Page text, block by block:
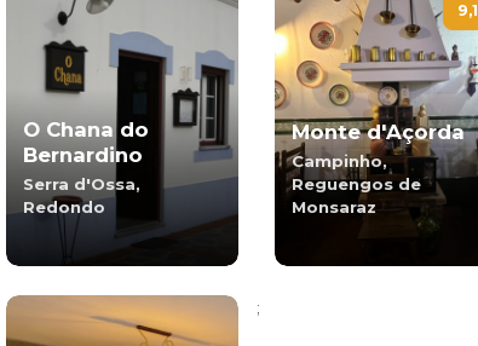
O Chana do
Bernardino
Serra d'Ossa,
Redondo
9,1
Monte d'Açorda
Campinho,
Reguengos de
Monsaraz
;